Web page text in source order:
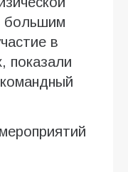
большим
в
показали